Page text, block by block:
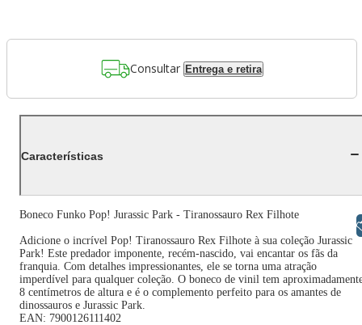
Consultar Entrega e retira
Características
Boneco Funko Pop! Jurassic Park - Tiranossauro Rex Filhote
Adicione o incrível Pop! Tiranossauro Rex Filhote à sua coleção Jurassic
Park! Este predador imponente, recém-nascido, vai encantar os fãs da
franquia. Com detalhes impressionantes, ele se torna uma atração
imperdível para qualquer coleção. O boneco de vinil tem
8 centímetros de altura e é o complemento perfeito para os amantes de
dinossauros e Jurassic Park.
EAN: 7900126111402